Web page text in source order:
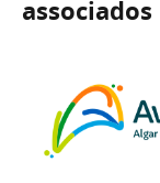
associados